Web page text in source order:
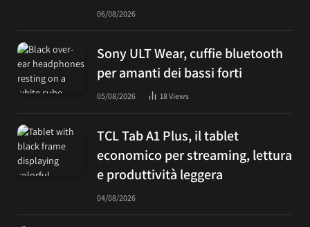
06/08/2026
Sony ULT Wear, cuffie bluetooth
per amanti dei bassi forti
05/08/2026 18Views
TCL Tab A1 Plus, il tablet
economico per streaming, lettura
e produttività leggera
04/08/2026